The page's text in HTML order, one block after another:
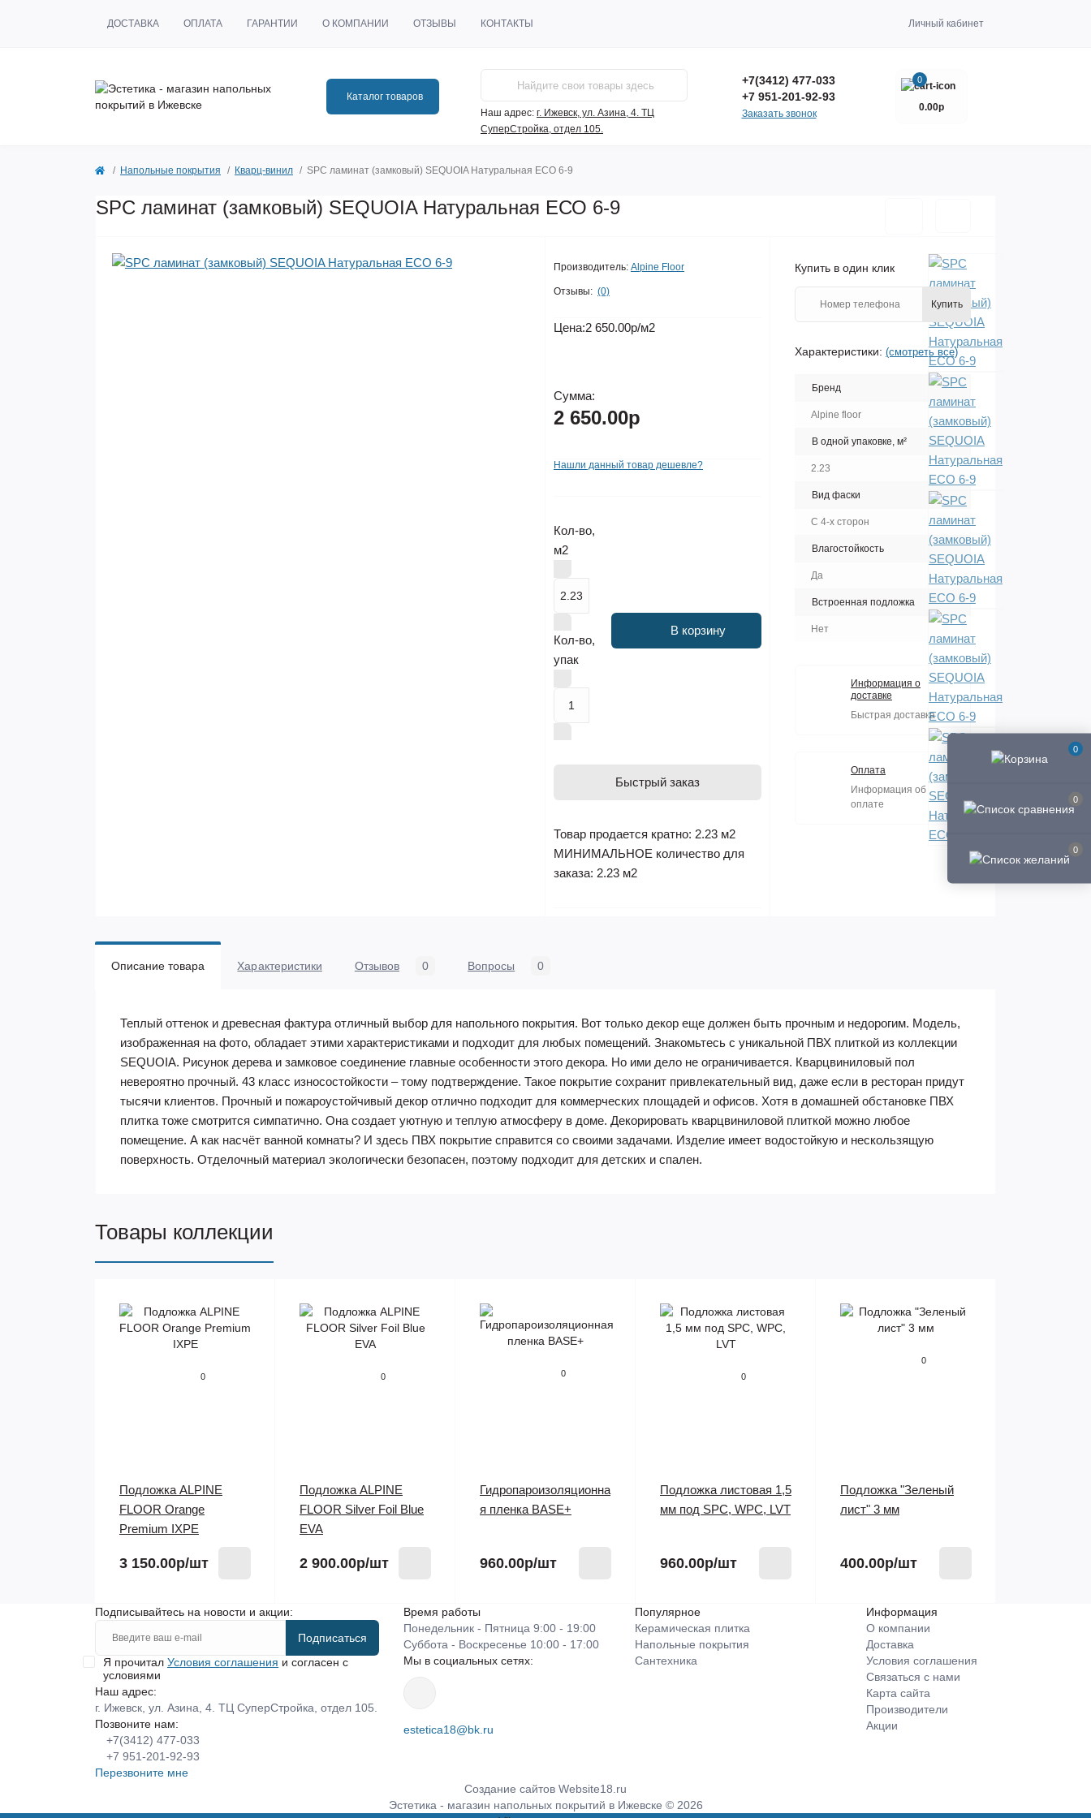
0
0
0
ДОСТАВКА ОПЛАТА ГАРАНТИИ О КОМПАНИИ ОТЗЫВЫ КОНТАКТЫ Личный кабинет
Каталог товаров
Наш адрес: г. Ижевск, ул. Азина, 4. ТЦ
СуперСтройка, отдел 105.
+7(3412) 477-033
+7 951-201-92-93
Заказать звонок
0
0.00р
Напольные покрытия Кварц-винил SPC ламинат (замковый) SEQUOIA Натуральная ЕСО 6-9
SPC ламинат (замковый) SEQUOIA Натуральная ЕСО 6-9
Производитель: Alpine Floor
Отзывы: (0)
Цена:2 650.00р/м2
Сумма:
2 650.00р
Нашли данный товар дешевле?
Кол-во,
м2
Кол-во,
упак
В корзину
Быстрый заказ
Товар продается кратно: 2.23 м2
МИНИМАЛЬНОЕ количество для
заказа: 2.23 м2
Купить в один клик
Купить
Характеристики: (смотреть все)
Бренд
Alpine floor
В одной упаковке, м²
2.23
Вид фаски
С 4-х сторон
Влагостойкость
Да
Встроенная подложка
Нет
Информация о
доставке
Быстрая доставка
Оплата
Информация об
оплате
Описание товара Характеристики Отзывов 0 Вопросы 0
Теплый оттенок и древесная фактура отличный выбор для напольного покрытия. Вот только декор еще должен быть прочным и недорогим. Модель,
изображенная на фото, обладает этими характеристиками и подходит для любых помещений. Знакомьтесь с уникальной ПВХ плиткой из коллекции
SEQUOIA. Рисунок дерева и замковое соединение главные особенности этого декора. Но ими дело не ограничивается. Кварцвиниловый пол
невероятно прочный. 43 класс износостойкости – тому подтверждение. Такое покрытие сохранит привлекательный вид, даже если в ресторан придут
тысячи клиентов. Прочный и пожароустойчивый декор отлично подходит для коммерческих площадей и офисов. Хотя в домашней обстановке ПВХ
плитка тоже смотрится симпатично. Она создает уютную и теплую атмосферу в доме. Декорировать кварцвиниловой плиткой можно любое
помещение. А как насчёт ванной комнаты? И здесь ПВХ покрытие справится со своими задачами. Изделие имеет водостойкую и нескользящую
поверхность. Отделочный материал экологически безопасен, поэтому подходит для детских и спален.
Товары коллекции
0
Подложка ALPINE
FLOOR Orange
Premium IXPE
3 150.00р/шт
0
Подложка ALPINE
FLOOR Silver Foil Blue
EVA
2 900.00р/шт
0
Гидропароизоляционна
я пленка BASE+
960.00р/шт
0
Подложка листовая 1,5
мм под SPC, WPC, LVT
960.00р/шт
0
Подложка "Зеленый
лист" 3 мм
400.00р/шт
Подписывайтесь на новости и акции:
Подписаться
Я прочитал Условия соглашения и согласен с
условиями
Наш адрес:
г. Ижевск, ул. Азина, 4. ТЦ СуперСтройка, отдел 105.
Позвоните нам:
+7(3412) 477-033
+7 951-201-92-93
Перезвоните мне
Время работы
Понедельник - Пятница 9:00 - 19:00
Суббота - Воскресенье 10:00 - 17:00
Мы в социальных сетях:
estetica18@bk.ru
Популярное
Керамическая плитка
Напольные покрытия
Сантехника
Информация
О компании
Доставка
Условия соглашения
Связаться с нами
Карта сайта
Производители
Акции
Создание сайтов Website18.ru
Эстетика - магазин напольных покрытий в Ижевске © 2026